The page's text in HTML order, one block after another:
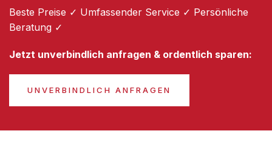
Beste Preise ✓ Umfassender Service ✓ Persönliche
Beratung ✓
Jetzt unverbindlich anfragen & ordentlich sparen:
UNVERBINDLICH ANFRAGEN